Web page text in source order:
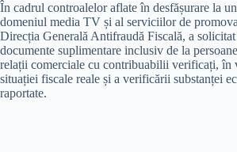
În cadrul controalelor aflate în desfășurare la
domeniul media TV și al serviciilor de
Direcția Generală Antifraudă Fiscală, a
documente suplimentare inclusiv de la
relații comerciale cu contribuabilii verificați, în
situației fiscale reale și a verificării substanței
raportate.